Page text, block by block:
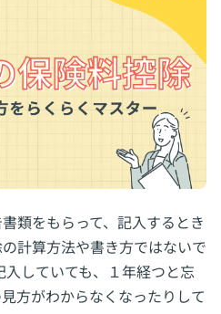
類をもらって、記入するとき
計算方法や書き方ではないで
入していても、１年経つと忘
方がわからなくなったりして